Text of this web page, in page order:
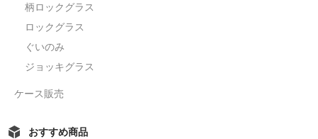
柄ロックグラス
ロックグラス
ぐいのみ
ジョッキグラス
ケース販売
おすすめ商品